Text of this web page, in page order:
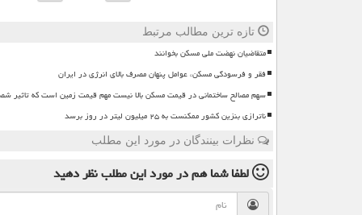
تازه ترین مطالب مرتبط
متقاضیان نهضت ملی مسکن بخوانند
فقر و فرسودگی مسکن، عوامل پنهان مصرف بالای انرژی در ایران
سهم مصالح ساختمانی در قیمت مسکن بالا نیست مهم قیمت زمین است که تاثیر
ناترازی بنزین کشور ممکنست به ۲۵ میلیون لیتر در روز برسد
نظرات بینندگان در مورد این مطلب
لطفا شما همدر مورد این مطلبنظر دهید